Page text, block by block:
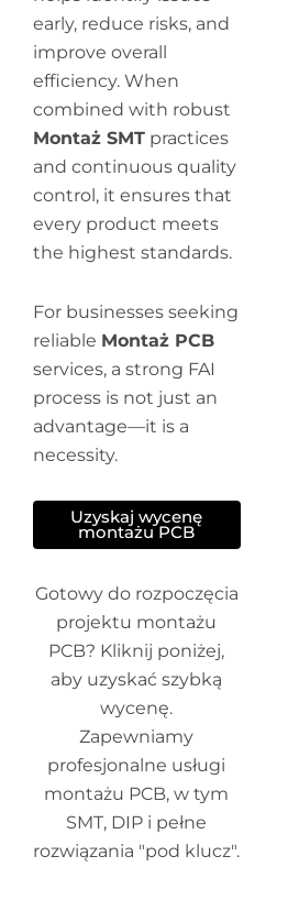
early, reduce risks, and
improve overall
efficiency. When
combined with robust
Montaż SMT practices
and continuous quality
control, it ensures that
every product meets
the highest standards.
For businesses seeking
reliable Montaż PCB
services, a strong FAI
process is not just an
advantage—it is a
necessity.
Uzyskaj wycenę
montażu PCB
Gotowy do rozpoczęcia
projektu montażu
PCB? Kliknij poniżej,
aby uzyskać szybką
wycenę.
Zapewniamy
profesjonalne usługi
montażu PCB, w tym
SMT, DIP i pełne
rozwiązania "pod klucz".